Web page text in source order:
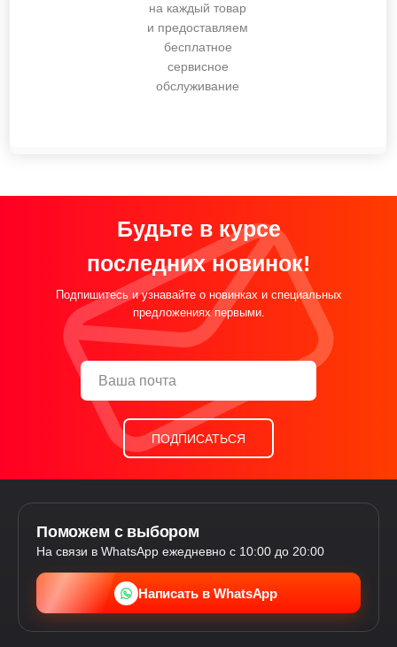
на каждый товар
и предоставляем
бесплатное
сервисное
обслуживание
Будьте в курсе
последних новинок!
Подпишитесь и узнавайте о новинках и специальных
предложениях первыми.
ПОДПИСАТЬСЯ
Поможем с выбором
На связи в WhatsApp ежедневно с 10:00 до 20:00
Написать в WhatsApp